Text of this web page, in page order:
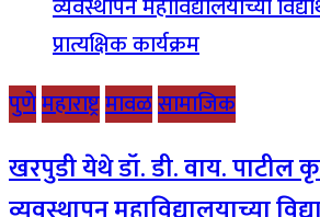
पुणेमहाराष्ट्रमावळसामाजिक
खरपुडी येथे डॉ. डी. वाय. पाटील